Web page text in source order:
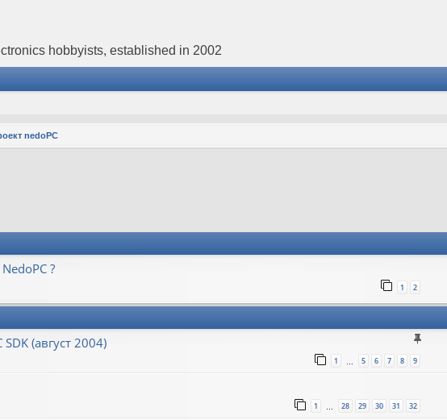
hobbyists, established in 2002
nedoPC
?
1 2
(август 2004)
1 5 6 7 8 9
1 28 29 30 31 32